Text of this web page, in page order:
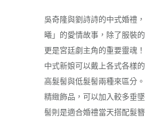
吳奇隆與劉詩詩的中式婚禮
曦」的愛情故事，除了服裝
更是宮廷劇主角的重要靈魂
中式新娘可以戴上各式各樣
高髮髻與低髮髻兩種來區分
精緻飾品，可以加入較多垂
髻則是適合婚禮當天搭配髮